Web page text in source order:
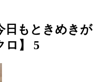
日もときめきが
ロ】 5